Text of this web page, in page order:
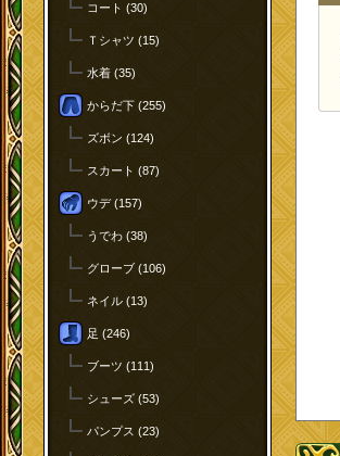
コート (30)
Ｔシャツ (15)
水着 (35)
からだ下 (255)
ズボン (124)
スカート (87)
ウデ (157)
うでわ (38)
グローブ (106)
ネイル (13)
足 (246)
ブーツ (111)
シューズ (53)
パンプス (23)